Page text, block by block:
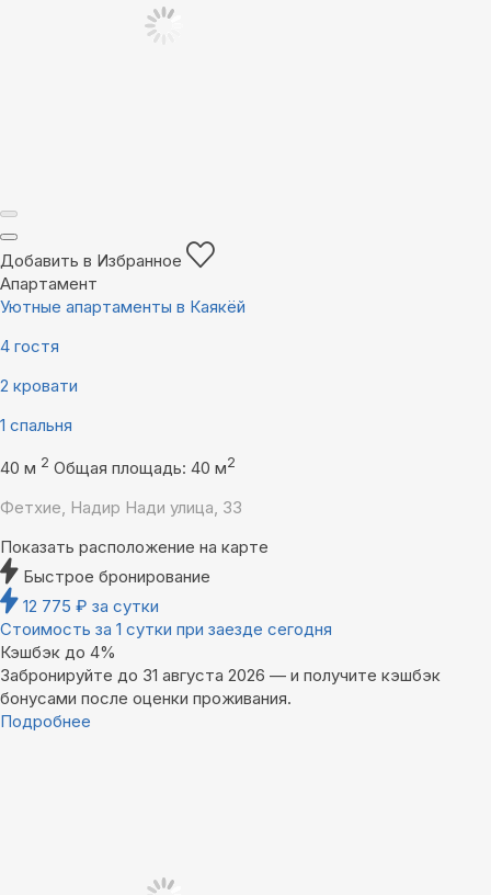
Добавить в Избранное
Апартамент
Уютные апартаменты в Каякёй
4 гостя
2 кровати
1 спальня
40 м 2 Общая площадь: 40 м2
Фетхие, Надир Нади улица, 33
Показать расположение на карте
Быстрое бронирование
12 775 ₽ за сутки
Стоимость за 1 сутки при заезде сегодня
Кэшбэк до 4%
Забронируйте до 31 августа 2026 — и получите кэшбэк
бонусами после оценки проживания.
Подробнее